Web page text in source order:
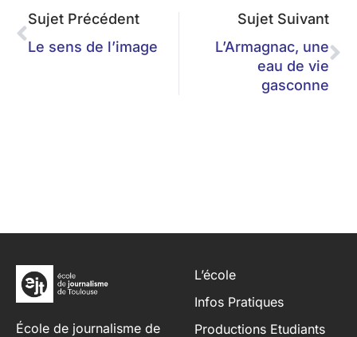
Sujet Précédent
Le sens de l’image
Sujet Suivant
L’Armagnac, une
eau de vie
gasconne
École de journalisme de
L’école
Infos Pratiques
Productions Etudiants